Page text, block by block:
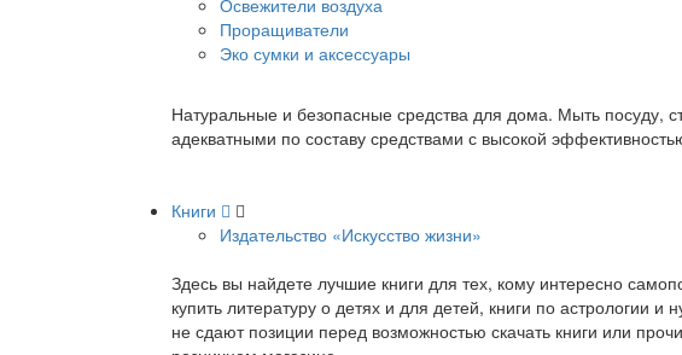
Освежители воздуха
Проращиватели
Эко сумки и аксессуары
Натуральные и безопасные средства для дома. Мыть посуду,
адекватными по составу средствами с высокой
Книги
Издательство «Искусство жизни»
Здесь вы найдете лучшие книги для тех, кому интересно
купить литературу о детях и для детей, книги по астрологии
не сдают позиции перед возможностью скачать книги или